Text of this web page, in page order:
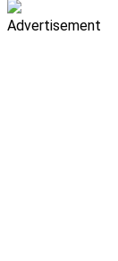
Advertisement